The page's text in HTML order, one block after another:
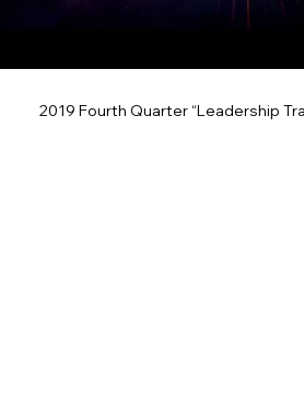
2019 Fourth Quarter “Leadership